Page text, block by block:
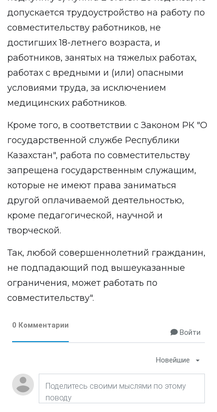
допускается трудоустройство на работу по
совместительству работников, не
достигших 18-летнего возраста, и
работников, занятых на тяжелых работах,
работах с вредными и (или) опасными
условиями труда, за исключением
медицинских работников.
Кроме того, в соответствии с Законом РК "О
государственной службе Республики
Казахстан", работа по совместительству
запрещена государственным служащим,
которые не имеют права заниматься
другой оплачиваемой деятельностью,
кроме педагогической, научной и
творческой.
Так, любой совершеннолетний гражданин,
не подпадающий под вышеуказанные
ограничения, может работать по
совместительству".
0 Комментарии
Войти
Новейшие